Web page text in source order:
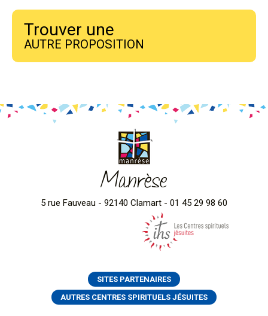
Trouver une
AUTRE PROPOSITION
Manrèse
5 rue Fauveau - 92140 Clamart - 01 45 29 98 60
SITES PARTENAIRES
AUTRES CENTRES SPIRITUELS JÉSUITES